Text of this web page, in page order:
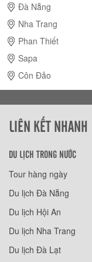
Đà Nẵng
Nha Trang
Phan Thiết
Sapa
Côn Đảo
LIÊN KẾT NHANH
DU LỊCH TRONG NƯỚC
Tour hàng ngày
Du lịch Đà Nẵng
Du lịch Hội An
Du lịch Nha Trang
Du lịch Đà Lạt